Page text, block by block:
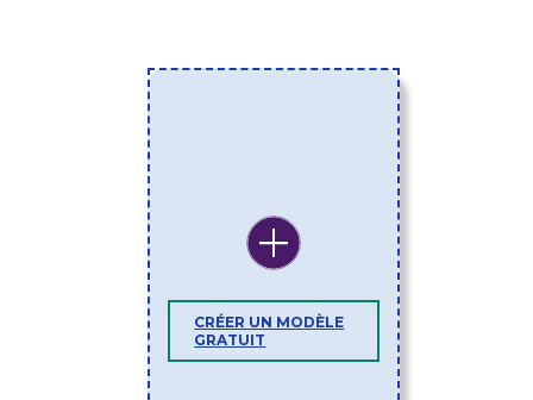
CRÉER UN MODÈLE
GRATUIT